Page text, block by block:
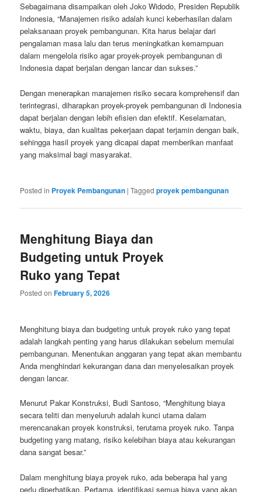
Sebagaimana disampaikan oleh Joko Widodo, Presiden Republik
Indonesia, “Manajemen risiko adalah kunci keberhasilan dalam
pelaksanaan proyek pembangunan. Kita harus belajar dari
pengalaman masa lalu dan terus meningkatkan kemampuan
dalam mengelola risiko agar proyek-proyek pembangunan di
Indonesia dapat berjalan dengan lancar dan sukses.”
Dengan menerapkan manajemen risiko secara komprehensif dan
terintegrasi, diharapkan proyek-proyek pembangunan di Indonesia
dapat berjalan dengan lebih efisien dan efektif. Keselamatan,
waktu, biaya, dan kualitas pekerjaan dapat terjamin dengan baik,
sehingga hasil proyek yang dicapai dapat memberikan manfaat
yang maksimal bagi masyarakat.
Posted in Proyek Pembangunan |Tagged proyek pembangunan
Menghitung Biaya dan
Budgeting untuk Proyek
Ruko yang Tepat
Posted onFebruary 5, 2026
Menghitung biaya dan budgeting untuk proyek ruko yang tepat
adalah langkah penting yang harus dilakukan sebelum memulai
pembangunan. Menentukan anggaran yang tepat akan membantu
Anda menghindari kekurangan dana dan menyelesaikan proyek
dengan lancar.
Menurut Pakar Konstruksi, Budi Santoso, “Menghitung biaya
secara teliti dan menyeluruh adalah kunci utama dalam
merencanakan proyek konstruksi, terutama proyek ruko. Tanpa
budgeting yang matang, risiko kelebihan biaya atau kekurangan
dana sangat besar.”
Dalam menghitung biaya proyek ruko, ada beberapa hal yang
perlu diperhatikan. Pertama, identifikasi semua biaya yang akan